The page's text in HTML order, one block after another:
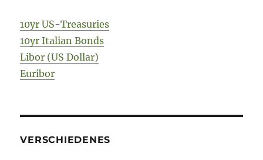
10yr US-Treasuries
10yr Italian Bonds
Libor (US Dollar)
Euribor
VERSCHIEDENES